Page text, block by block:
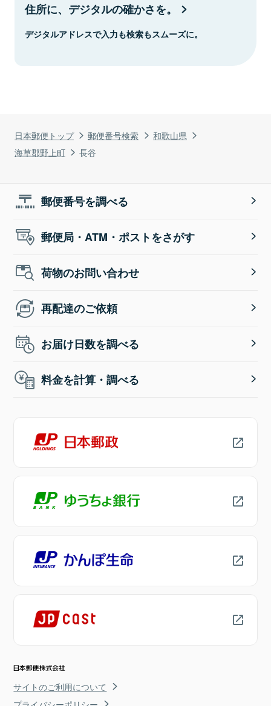
日本郵便トップ 郵便番号検索
和歌山県
海草郡野上町
長谷
住所に、デジタルの確かさを。
デジタルアドレスで入力も検索もスムーズに。
郵便番号を調べる
郵便局・ATM・ポストをさがす
荷物のお問い合わせ
再配達のご依頼
お届け日数を調べる
料金を計算・調べる
サイトのご利用について